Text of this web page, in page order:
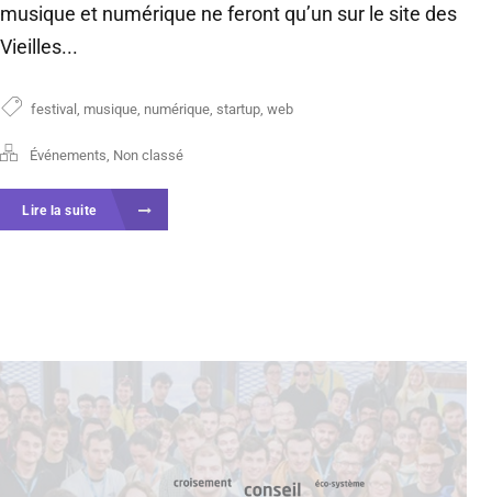
musique et numérique ne feront qu’un sur le site des
Vieilles...
festival musique numérique startup web
Événements Non classé
Lire la suite